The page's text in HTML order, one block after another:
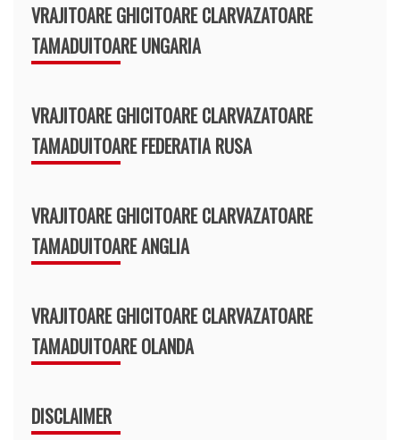
VRAJITOARE GHICITOARE CLARVAZATOARE
TAMADUITOARE UNGARIA
VRAJITOARE GHICITOARE CLARVAZATOARE
TAMADUITOARE FEDERATIA RUSA
VRAJITOARE GHICITOARE CLARVAZATOARE
TAMADUITOARE ANGLIA
VRAJITOARE GHICITOARE CLARVAZATOARE
TAMADUITOARE OLANDA
DISCLAIMER